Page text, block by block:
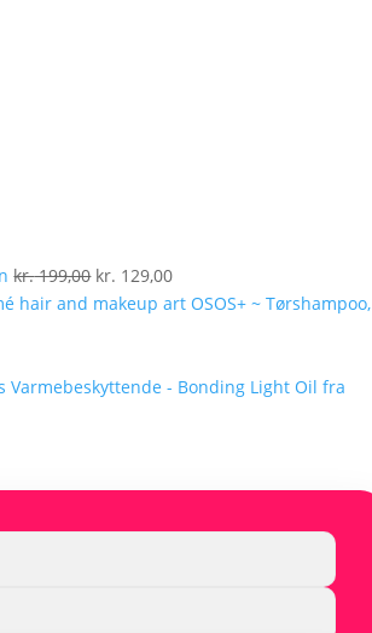
kr.199,00 Den
oprindelige
kr. 199,00.
kr. 129,00Den
aktuelle
kr. 129,00.
OSOS+ ~ Tørshampoo,
Varmebeskyttende - Bonding Light Oil fra